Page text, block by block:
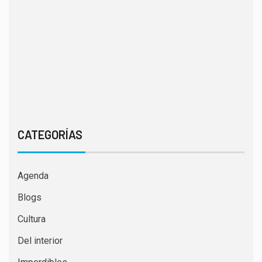
CATEGORÍAS
Agenda
Blogs
Cultura
Del interior